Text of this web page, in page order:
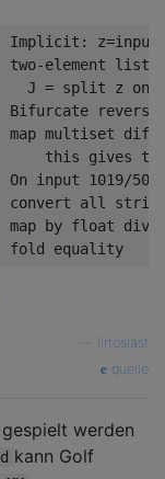
Implicit:
two-element list
J = split z on
Bifurcate
map multiset
this gives
On input 1019/
convert all
map by float
lirtosiast
quelle
werden
kann Golf